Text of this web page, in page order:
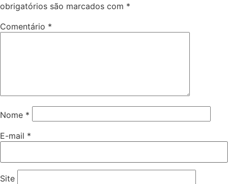
obrigatórios são marcados com *
Comentário *
Nome *
E-mail *
Site